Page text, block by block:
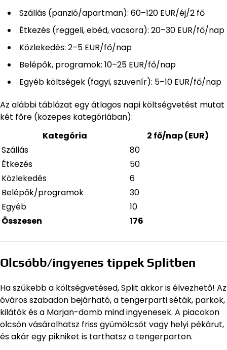
Szállás (panzió/apartman): 60–120 EUR/éj/2 fő
Étkezés (reggeli, ebéd, vacsora): 20–30 EUR/fő/nap
Közlekedés: 2–5 EUR/fő/nap
Belépők, programok: 10–25 EUR/fő/nap
Egyéb költségek (fagyi, szuvenír): 5–10 EUR/fő/nap
Az alábbi táblázat egy átlagos napi költségvetést mutat
két főre (közepes kategóriában):
Kategória
2 fő/nap (EUR)
Szállás
80
Étkezés
50
Közlekedés
6
Belépők/programok
30
Egyéb
10
Összesen
176
Olcsóbb/ingyenes tippek Splitben
Ha szűkebb a költségvetésed, Split akkor is élvezhető! Az
óváros szabadon bejárható, a tengerparti séták, parkok,
kilátók és a Marjan-domb mind ingyenesek. A piacokon
olcsón vásárolhatsz friss gyümölcsöt vagy helyi pékárut,
és akár egy pikniket is tarthatsz a tengerparton.